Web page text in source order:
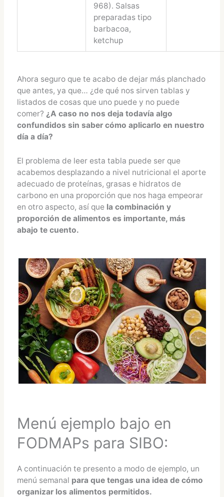
968). Salsas
preparadas tipo
barbacoa,
ketchup
Ahora seguro que te acabo de dejar más planchado
que antes, ya que… ¿de qué nos sirven tablas y
listados de cosas que uno puede y no puede
comer? ¿A caso no nos deja todavía algo
confundidos sin saber cómo aplicarlo en nuestro
día a día?
El problema de leer esta tabla puede ser que
acabemos desplazando a nivel nutricional el aporte
adecuado de proteínas, grasas e hidratos de
carbono en una proporción que nos haga empeorar
en otro aspecto, así que la combinación y
proporción de alimentos es importante, más
abajo te cuento.
Menú ejemplo bajo en
FODMAPs para SIBO:
A continuación te presento a modo de ejemplo, un
menú semanal para que tengas una idea de cómo
organizar los alimentos permitidos.